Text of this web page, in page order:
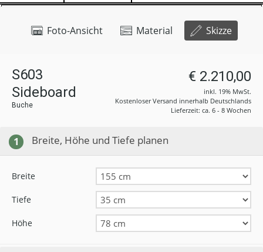
Foto-Ansicht Material Skizze
S603
Sideboard
Buche
€ 2.210,00
inkl. 19% MwSt.
Kostenloser Versand innerhalb Deutschlands
Lieferzeit: ca. 6 - 8 Wochen
1 Breite, Höhe und Tiefe planen
Breite
Tiefe
Höhe